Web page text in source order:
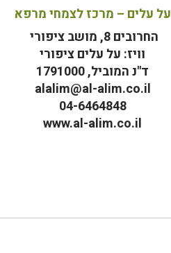
על עלים – מרכז לצמחי מרפא
החרובים 8, מושב ציפורי
וויז: על עלים ציפורי
ד"נ המוביל, 1791000
alalim@al-alim.co.il
04-6464848
www.al-alim.co.il